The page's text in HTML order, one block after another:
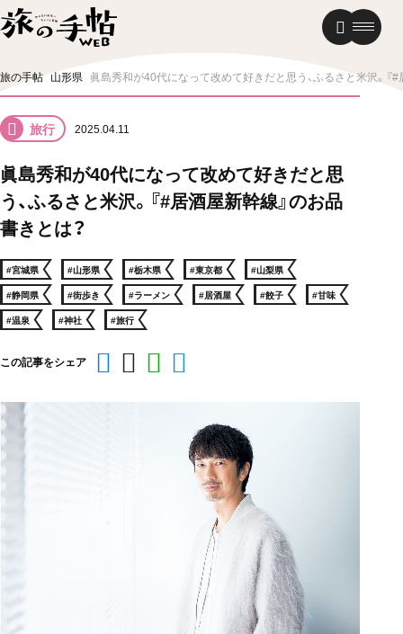
旅の手帖 山形県 眞島秀和が40代になって改めて好きだと思う、ふるさと米沢。『
旅行 2025.04.11
眞島秀和が40代になって改めて好きだと思
う、ふるさと米沢。『#居酒屋新幹線』のお品
書きとは？
#宮城県 #山形県 #栃木県 #東京都
#山梨県
#静岡県
#街歩き #ラーメン #居酒屋 #餃子
#甘味
#温泉
#神社 #旅行
この記事をシェア
温泉
グルメ
街歩き
ニュース
新着記事